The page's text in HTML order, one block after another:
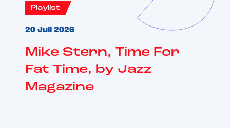
Playlist
20 Juil 2026
Mike Stern, Time For
Fat Time, by Jazz
Magazine